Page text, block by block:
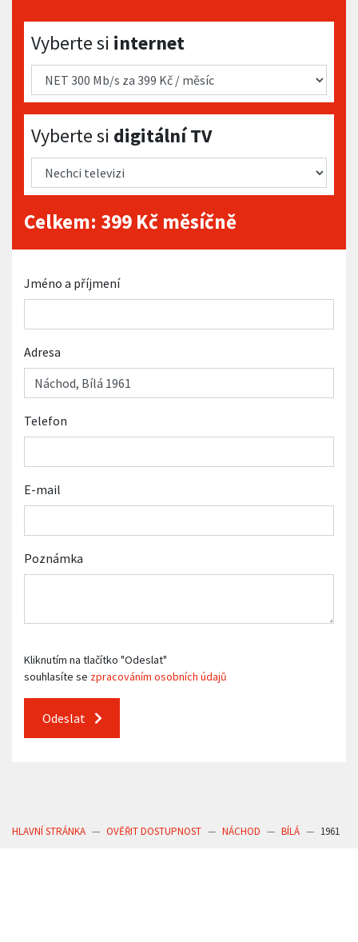
Vyberte si internet
Vyberte si internet
Vyberte si digitální TV
Vyberte si digitální TV
Celkem: 399 Kč měsíčně
Jméno a příjmení
Adresa
Telefon
E-mail
Poznámka
Kliknutím na tlačítko "Odeslat"
souhlasíte se zpracováním osobních údajů
Odeslat
HLAVNÍ STRÁNKA OVĚŘIT DOSTUPNOST NÁCHOD BÍLÁ 1961